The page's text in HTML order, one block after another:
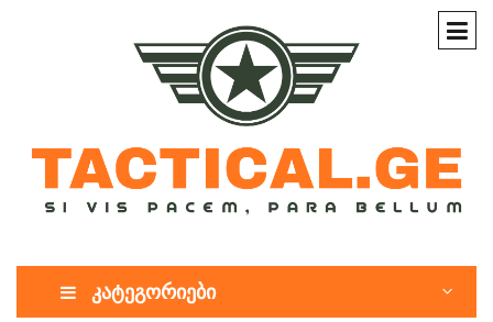
კატეგორიები